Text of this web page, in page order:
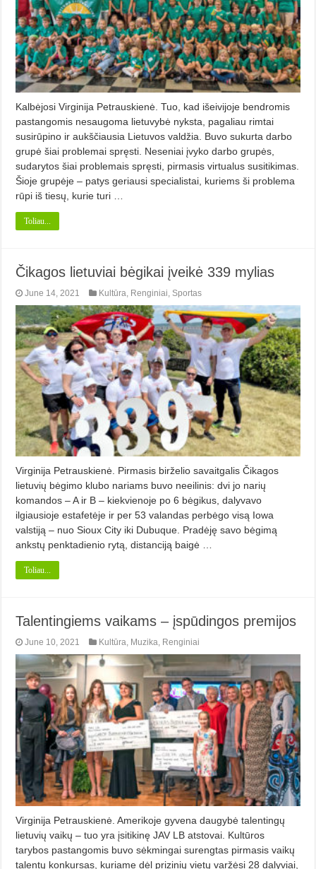
Kalbėjosi Virginija Petrauskienė. Tuo, kad išeivijoje bendromis
pastan­gomis nesaugoma lietuvybė nyksta, pagaliau rimtai
susirūpino ir aukščiausia Lietuvos valdžia. Buvo sukurta darbo
grupė šiai problemai spręsti. Neseniai įvyko darbo grupės,
sudarytos šiai problemais spręsti, pirmasis virtualus susitikimas.
Šioje grupėje – patys ge­riausi specialistai, kuriems ši problema
rūpi iš tiesų, kurie turi …
Toliau...
Čikagos lietuviai bėgikai įveikė 339 mylias
June 14, 2021 Kultūra Renginiai Sportas
Virginija Petrauskienė. Pirmasis birželio savaitgalis Čikagos
lietuvių bėgimo klubo nariams buvo neeilinis: dvi jo narių
komandos – A ir B – kiekvienoje po 6 bėgikus, dalyvavo
ilgiausioje estafetėje ir per 53 valandas perbėgo visą Iowa
valstiją – nuo Sioux City iki Dubuque. Pradėję savo bėgimą
ankstų penktadienio rytą, distanciją baigė …
Toliau...
Talentingiems vaikams – įspūdingos premijos
June 10, 2021 Kultūra, Muzika, Renginiai
Virginija Petrauskienė. Amerikoje gyvena daugybė talentingų
lietuvių vaikų – tuo yra įsitikinę JAV LB atstovai. Kultūros
tarybos pastangomis buvo sėkmingai surengtas pirmasis vaikų
talentų konkursas, kuriame dėl prizinių vietų varžėsi 28 dalyviai,